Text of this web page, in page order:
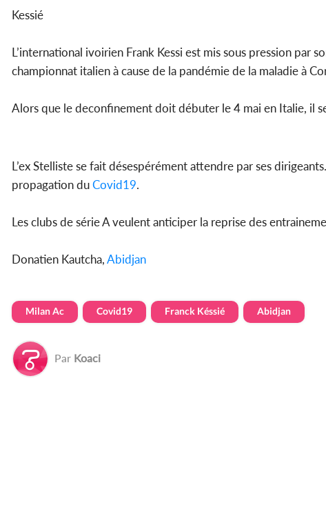
Kessié
L’international ivoirien Frank Kessi est mis sous pression par
championnat italien à cause de la pandémie de la maladie à
Alors que le deconfinement doit débuter le 4 mai en Italie, il
L’ex Stelliste se fait désespérément attendre par ses
propagation duCovid19.
Les clubs de série A veulent anticiper la reprise des
Donatien Kautcha,Abidjan
Milan Ac Covid19 Franck Késsié Abidjan
Par Koaci